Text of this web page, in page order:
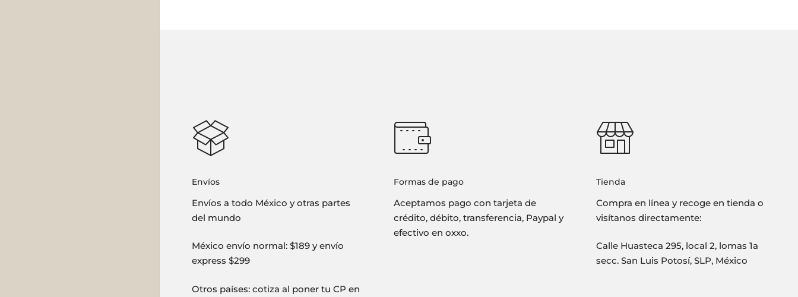
Envíos
Envíos a todo México y otras partes
del mundo
México envío normal: $189 y envío
express $299
Otros países: cotiza al poner tu CP en
Formas de pago
Aceptamos pago con tarjeta de
crédito, débito, transferencia, Paypal y
efectivo en oxxo.
Tienda
Compra en línea y recoge en tienda o
visítanos directamente:
Calle Huasteca 295, local 2, lomas 1a
secc. San Luis Potosí, SLP, México